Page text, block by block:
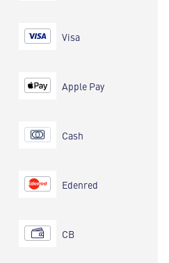
Visa
Apple Pay
Cash
Edenred
CB